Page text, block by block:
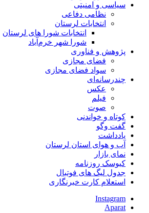
سیاسی و امنیتی
نظامی دفاعی
انتخابات لرستان
انتخابات شورا های لرستان
شورا شهر خرم‌آباد
پژوهش و فناوری
فضای مجازی
سواد فضای مجازی
چندرسانه‌ای
عكس
فیلم
صوت
کوتاه و خواندنی
گفت وگو
یادداشت
آب و هوای استان لرستان
نمای بازار
کیوسک روزنامه
جدول لیگ های فوتبال
استعلام کارت خبرنگاری
Instagram
Aparat